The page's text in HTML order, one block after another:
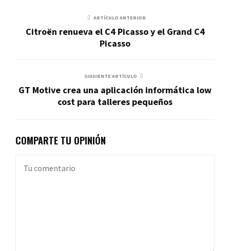
ARTÍCULO ANTERIOR
Citroën renueva el C4 Picasso y el Grand C4
Picasso
SIGUIENTE ARTÍCULO
GT Motive crea una aplicación informática low
cost para talleres pequeños
COMPARTE TU OPINIÓN